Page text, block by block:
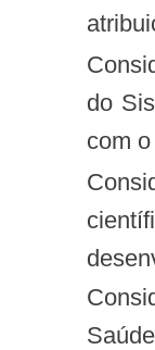
Considerando o art. 6º, inciso X, da Lei n.º 8.080, de 19 de setembro de 1990, que dispõe sobre os objetivos e as atribuições
do
com
Considerando a Lei n.º 10.973, de 2 de dezembro de 2004, que estabelece medidas de incentivo à inovação e à pesquisa
Considerando a Portaria n.º 137/GM/MS, de 24 de janeiro de 2014, que dispõe sobre as Redes Nacionais de Pesquisa em